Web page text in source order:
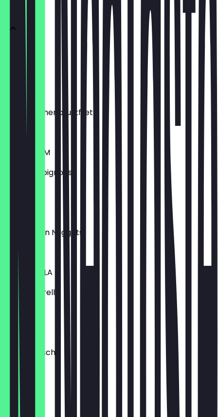
6,50 €
CHICKEN
mit Hähnchenbrustfilet
8,50 €
MUSHROOM
mit Champignons
mit Chicken Nuggets
8,50 €
MOZZARELLA
mit Mozzarella
8,50 €
TUNA
mit Thunfisch
8,50 €